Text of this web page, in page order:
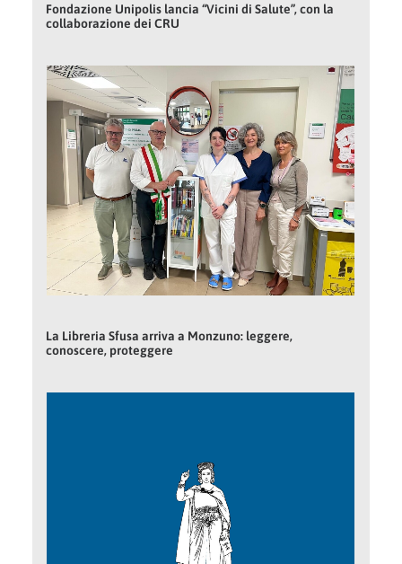
Fondazione Unipolis lancia “Vicini di Salute”, con la
collaborazione dei CRU
La Libreria Sfusa arriva a Monzuno: leggere,
conoscere, proteggere